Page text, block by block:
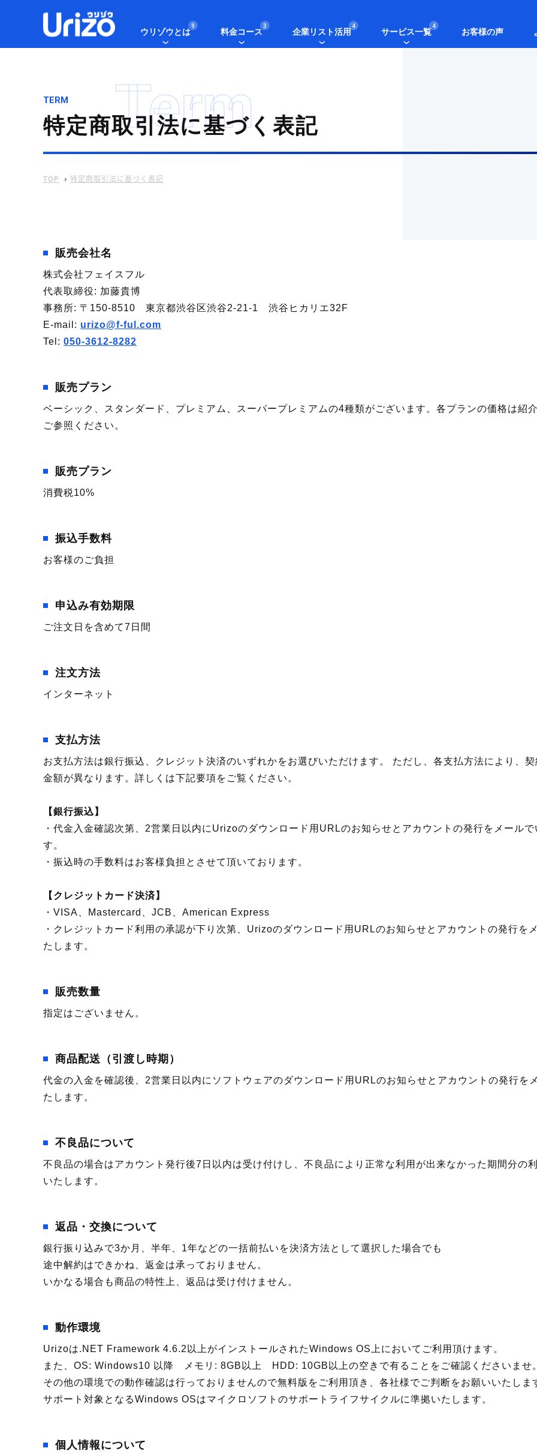
ウリゾウとは
9
料金コース
3
企業リスト活用
4
サービス一覧
4
お客様の声
Term
TERM
特定商取引法に基づく表記
TOP 特定商取引法に基づく表記
販売会社名
株式会社フェイスフル
代表取締役: 加藤貴博
事務所: 〒150-8510 東京都渋谷区渋谷2-21-1 渋谷ヒカリエ32F
E-mail: urizo@f-ful.com
Tel: 050-3612-8282
販売プラン
ベーシック、スタンダード、プレミアム、スーパープレミアムの4種類がございます。各プランの価格は紹
ご参照ください。
販売プラン
消費税10%
振込手数料
お客様のご負担
申込み有効期限
ご注文日を含めて7日間
注文方法
インターネット
支払方法
お支払方法は銀行振込、クレジット決済のいずれかをお選びいただけます。 ただし、各支払方法により、
金額が異なります。詳しくは下記要項をご覧ください。
【銀行振込】
・代金入金確認次第、2営業日以内にUrizoのダウンロード用URLのお知らせとアカウントの発行をメール
す。
・振込時の手数料はお客様負担とさせて頂いております。
【クレジットカード決済】
・VISA、Mastercard、JCB、American Express
・クレジットカード利用の承認が下り次第、Urizoのダウンロード用URLのお知らせとアカウントの発行を
たします。
販売数量
指定はございません。
商品配送（引渡し時期）
代金の入金を確認後、2営業日以内にソフトウェアのダウンロード用URLのお知らせとアカウントの発行を
たします。
不良品について
不良品の場合はアカウント発行後7日以内は受け付けし、不良品により正常な利用が出来なかった期間分の
いたします。
返品・交換について
銀行振り込みで3か月、半年、1年などの一括前払いを決済方法として選択した場合でも
途中解約はできかね、返金は承っておりません。
いかなる場合も商品の特性上、返品は受け付けません。
動作環境
Urizoは.NET Framework 4.6.2以上がインストールされたWindows OS上においてご利用頂けます。
また、OS: Windows10 以降 メモリ: 8GB以上 HDD: 10GB以上の空きで有ることをご確認くださいませ
その他の環境での動作確認は行っておりませんので無料版をご利用頂き、各社様でご判断をお願いいたしま
サポート対象となるWindows OSはマイクロソフトのサポートライフサイクルに準拠いたします。
個人情報について